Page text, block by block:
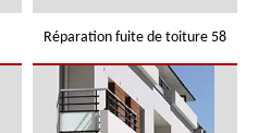
Réparation fuite de toiture 58